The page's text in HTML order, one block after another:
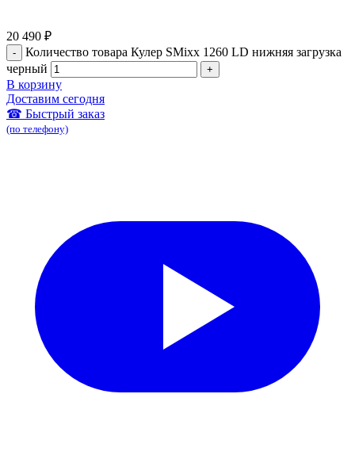
20 490 ₽
Количество товара Кулер SMixx 1260 LD нижняя загрузка
черный
В корзину
Доставим сегодня
☎ Быстрый заказ
(по телефону)